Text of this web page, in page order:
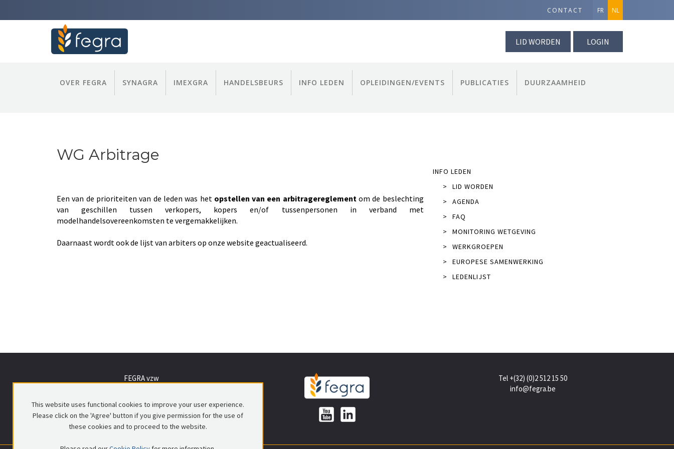
CONTACT FR NL
LID WORDEN LOGIN
OVER FEGRA SYNAGRA IMEXGRA HANDELSBEURS INFO LEDEN OPLEIDINGEN/EVENTS PUBLICATIES DUURZAAMHEID
WG Arbitrage
Een van de prioriteiten van de leden was het opstellen van een arbitrage­reglementom de beslechting
van geschillen tussen verkopers, kopers en/of tussenpersonen in verband met
modelhandelsovereenkomsten te vergemakkelijken.
Daarnaast wordt ook de lijst van arbiters op onze website geactualiseerd.
INFO LEDEN
>
LID WORDEN
>
AGENDA
>
FAQ
>
MONITORING WETGEVING
>
WERKGROEPEN
>
EUROPESE SAMENWERKING
>
LEDENLIJST
FEGRA vzw
Tel +(32) (0)2 512 15 50
info@fegra.be
This website uses functional cookies to improve your user experience.
Please click on the 'Agree' button if you give permission for the use of
these cookies and to proceed to the website.